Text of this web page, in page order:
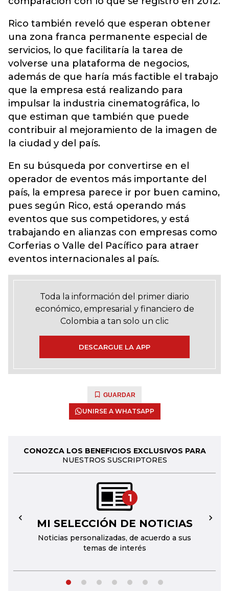
Rico también reveló que esperan obtener
una zona franca permanente especial de
servicios, lo que facilitaría la tarea de
volverse una plataforma de negocios,
además de que haría más factible el trabajo
que la empresa está realizando para
impulsar la industria cinematográfica, lo
que estiman que también que puede
contribuir al mejoramiento de la imagen de
la ciudad y del país.
En su búsqueda por convertirse en el
operador de eventos más importante del
país, la empresa parece ir por buen camino,
pues según Rico, está operando más
eventos que sus competidores, y está
trabajando en alianzas con empresas como
Corferias o Valle del Pacífico para atraer
eventos internacionales al país.
Toda la información del primer diario
económico, empresarial y financiero de
Colombia a tan solo un clic
DESCARGUE LA APP
GUARDAR
UNIRSE A WHATSAPP
CONOZCA LOS BENEFICIOS EXCLUSIVOS PARA
NUESTROS SUSCRIPTORES
1
MI SELECCIÓN DE NOTICIAS
Noticias personalizadas, de acuerdo a sus
temas de interés
← →